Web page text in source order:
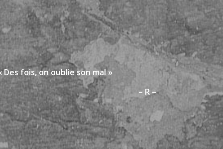
Des fois, on oublie son mal »
– R –